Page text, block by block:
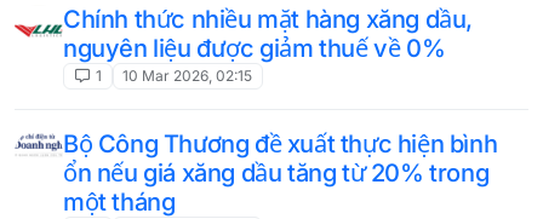
Chính thức nhiều mặt hàng xăng dầu,
nguyên liệu được giảm thuế về 0%
1 10 Mar 2026, 02:15
Bộ Công Thương đề xuất thực hiện bình
ổn nếu giá xăng dầu tăng từ 20% trong
một tháng